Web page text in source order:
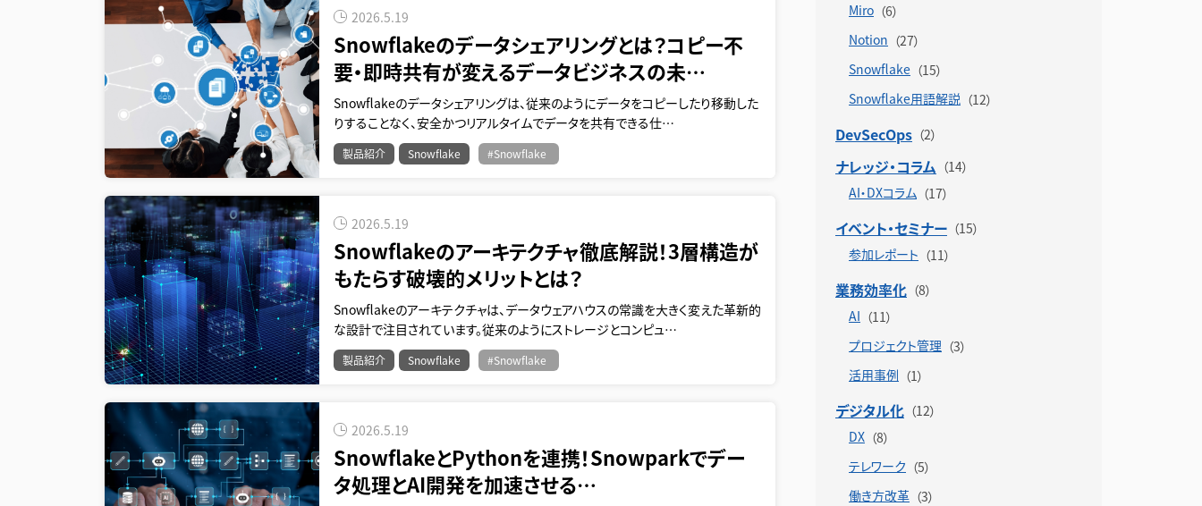
2026.5.19
Snowflakeのデータシェアリングとは？コピー不
要・即時共有が変えるデータビジネスの未…
Snowflakeのデータシェアリングは、従来のようにデータをコピーしたり移動した
りすることなく、安全かつリアルタイムでデータを共有できる仕…
製品紹介 Snowflake #Snowflake
2026.5.19
Snowflakeのアーキテクチャ徹底解説！3層構造が
もたらす破壊的メリットとは？
Snowflakeのアーキテクチャは、データウェアハウスの常識を大きく変えた革新的
な設計で注目されています。従来のようにストレージとコンピュ…
製品紹介 Snowflake #Snowflake
2026.5.19
SnowflakeとPythonを連携！Snowparkでデー
タ処理とAI開発を加速させる…
Miro
Notion
Snowflake
Snowflake用語解説
DevSecOps
ナレッジ・コラム
AI・DXコラム
イベント・セミナー
参加レポート
業務効率化
AI
プロジェクト管理
活用事例
デジタル化
DX
テレワーク
働き方改革